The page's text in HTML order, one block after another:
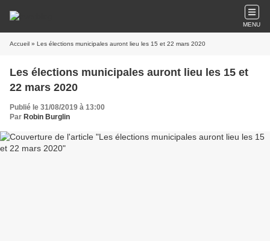
MENU
Accueil » Les élections municipales auront lieu les 15 et 22 mars 2020
Les élections municipales auront lieu les 15 et
22 mars 2020
Publié le 31/08/2019 à 13:00
Par Robin Burglin